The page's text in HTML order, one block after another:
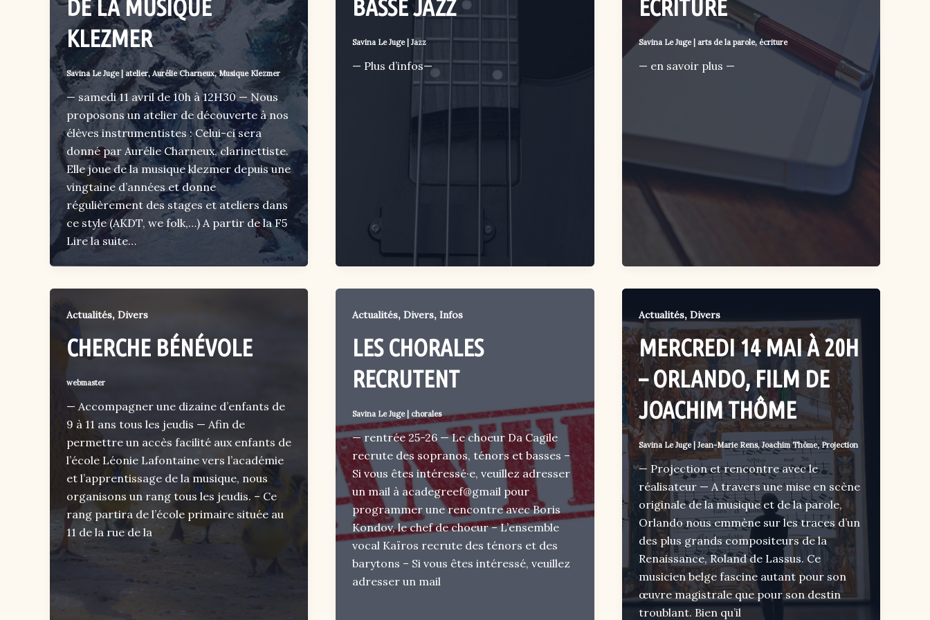
DE LA MUSIQUE
KLEZMER
Savina Le Juge | atelier, Aurélie Charneux,Musique Klezmer
— samedi 11 avril de 10h à 12H30 — Nous
proposons un atelier de découverte à nos
élèves instrumentistes : Celui-ci sera
donné par Aurélie Charneux, clarinettiste.
Elle joue de la musique klezmer depuis une
vingtaine d’années et donne
régulièrement des stages et ateliers dans
ce style (AKDT, we folk,…) A partir de la F5
Lire la suite…
BASSE JAZZ
Savina Le Juge |Jazz
— Plus d’infos—
ÉCRITURE
Savina Le Juge | arts de la parole, écriture
— en savoir plus —
Actualités, Divers
CHERCHE BÉNÉVOLE
webmaster
— Accompagner une dizaine d’enfants de
9 à 11 ans tous les jeudis — Afin de
permettre un accès facilité aux enfants de
l’école Léonie Lafontaine vers l’académie
et l’apprentissage de la musique, nous
organisons un rang tous les jeudis. – Ce
rang partira de l’école primaire située au
11 de la rue de la
Actualités,Divers,Infos
LES CHORALES
RECRUTENT
Savina Le Juge | chorales
— rentrée 25-26 — Le choeur Da Cagile
recrute des sopranos, ténors et basses –
Si vous êtes intéressé·e, veuillez adresser
un mail à acadegreef@gmail pour
programmer une rencontre avec Boris
Kondov, le chef de choeur – L’ensemble
vocal Kaïros recrute des ténors et des
barytons – Si vous êtes intéressé, veuillez
adresser un mail
Actualités, Divers
MERCREDI 14 MAI À 20H
– ORLANDO, FILM DE
JOACHIM THÔME
Savina Le Juge |Jean-Marie Rens, Joachim Thôme,Projection
— Projection et rencontre avec le
réalisateur — A travers une mise en scène
originale de la musique et de la parole,
Orlando nous emmène sur les traces d’un
des plus grands compositeurs de la
Renaissance, Roland de Lassus. Ce
musicien belge fascine autant pour son
œuvre magistrale que pour son destin
troublant. Bien qu’il